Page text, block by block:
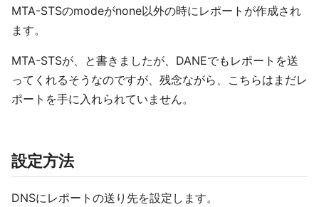
MTA-STSのmodeがnone以外の時にレポートが作成され
ます。
MTA-STSが、と書きましたが、DANEでもレポートを送
ってくれるそうなのですが、残念ながら、こちらはまだレ
ポートを手に入れられていません。
設定方法
DNSにレポートの送り先を設定します。